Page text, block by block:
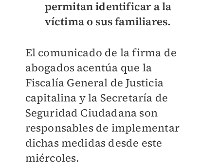
permitan identificar a la
víctima o sus familiares.
El comunicado de la firma de
abogados acentúa que la
Fiscalía General de Justicia
capitalina y la Secretaría de
Seguridad Ciudadana son
responsables de implementar
dichas medidas desde este
miércoles.